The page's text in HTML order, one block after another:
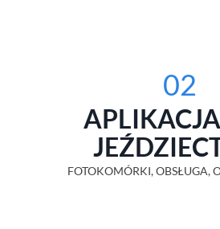
02
FOTOKOMÓRKI, OBSŁUGA,